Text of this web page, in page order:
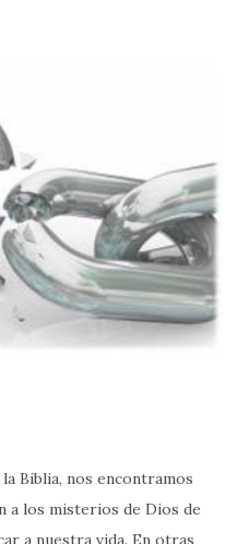
cualquier razón, se pasa
de procesamiento del
una ruta alterna que
destino de manera
invento que puedan haber
que no nos gusta andar
a nadie le gusta andar
Biblia, nos encontramos
a los misterios de Dios de
a nuestra vida. En otras